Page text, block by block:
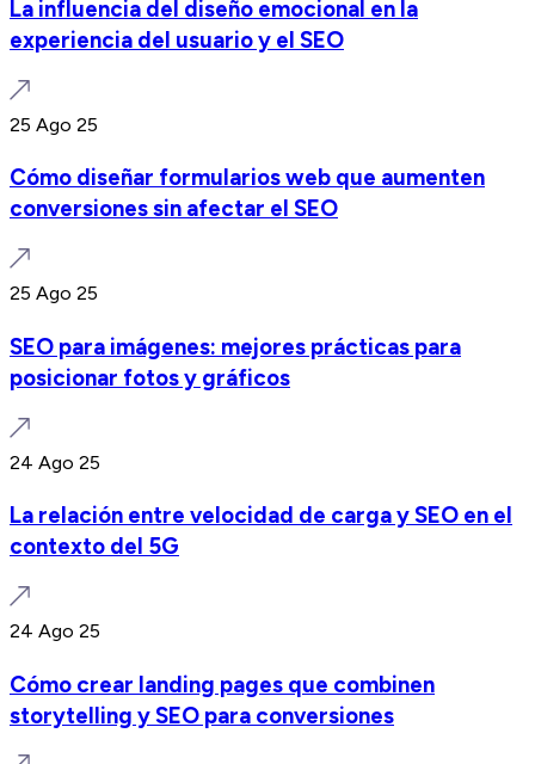
La influencia del diseño emocional en la
experiencia del usuario y el SEO
25 Ago 25
Cómo diseñar formularios web que aumenten
conversiones sin afectar el SEO
25 Ago 25
SEO para imágenes: mejores prácticas para
posicionar fotos y gráficos
24 Ago 25
La relación entre velocidad de carga y SEO en el
contexto del 5G
24 Ago 25
Cómo crear landing pages que combinen
storytelling y SEO para conversiones